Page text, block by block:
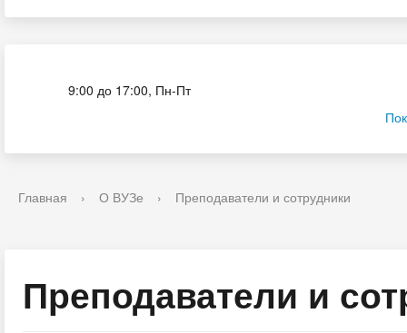
9:00 до 17:00, Пн-Пт
Главная › О ВУЗе › Преподаватели и сотрудники
Преподаватели и